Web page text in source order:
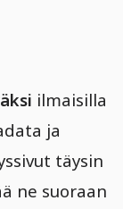
ilmaisilla
ja
täysin
ne suoraan